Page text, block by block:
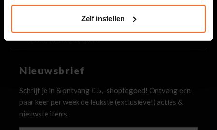
Zelf instellen
Bomont
Klantenservice
Nieuwsbrief
Schrijf je in & ontvang € 5,- shoptegoed! Ontvang een
paar keer per week de leukste (exclusieve!) acties &
nieuwste items.